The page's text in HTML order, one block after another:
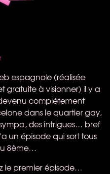
espagnole (réalisée
gratuite à visionner) il y a
complétement
dans le quartier gay,
des intrigues… bref
un épisode qui sort tous
8ème…
le premier épisode…